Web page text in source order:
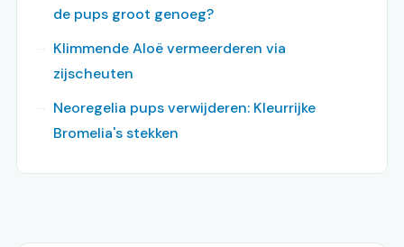
de pups groot genoeg?
Klimmende Aloë vermeerderen via
zijscheuten
Neoregelia pups verwijderen: Kleurrijke
Bromelia's stekken